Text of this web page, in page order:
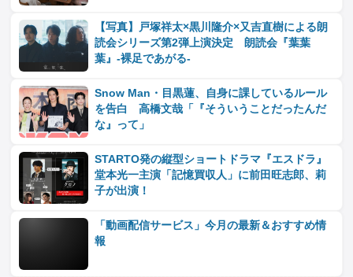
【写真】戸塚祥太×黒川隆介×又吉直樹による朗
読会シリーズ第2弾上演決定 朗読会『葉葉
葉』-裸足であがる-
Snow Man・目黒蓮、自身に課しているルール
を告白 高橋文哉「『そういうことだったんだ
な』って」
STARTO発の縦型ショートドラマ『エスドラ』
堂本光一主演「記憶買収人」に前田旺志郎、莉
子が出演！
「動画配信サービス」今月の最新＆おすすめ情
報